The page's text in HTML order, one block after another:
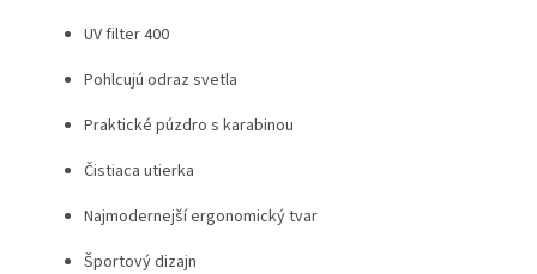
UV filter 400
Pohlcujú odraz svetla
Praktické púzdro s karabinou
Čistiaca utierka
Najmodernejší ergonomický tvar
Športový dizajn